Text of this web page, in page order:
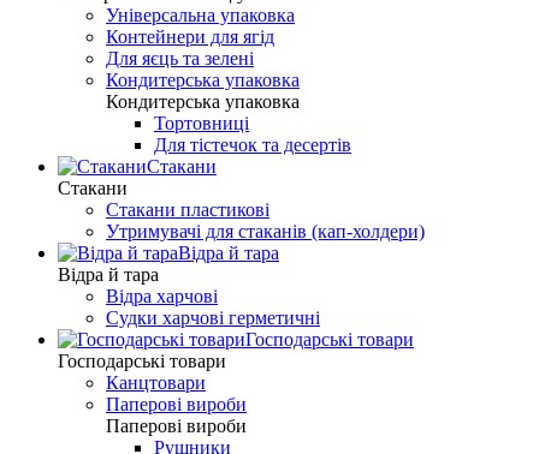
Універсальна упаковка
Контейнери для ягід
Для яєць та зелені
Кондитерська упаковка
Кондитерська упаковка
Тортовниці
Для тістечок та десертів
Стакани
Стакани
Стакани пластикові
Утримувачі для стаканів (кап-холдери)
Відра й тара
Відра й тара
Відра харчові
Судки харчові герметичні
Господарські товари
Господарські товари
Канцтовари
Паперові вироби
Паперові вироби
Рушники